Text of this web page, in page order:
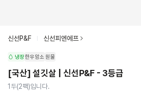
신선P&F 신선피엔에프
냉장한우암소 원물
[국산] 설깃살 | 신선P&F - 3등급
1두(2팩)입니다.